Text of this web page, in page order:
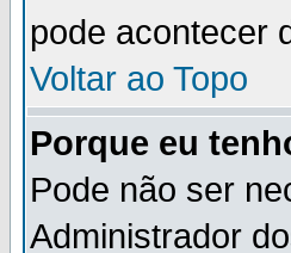
pode acontecer
Voltar ao Topo
Porque eu
Pode não ser
Administrador